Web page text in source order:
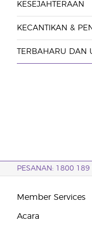
KESEJAHTERAAN
KECANTIKAN &
TERBAHARU DAN
PESANAN: 1800 189
Member Services
Acara